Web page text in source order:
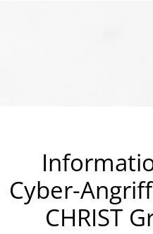
Cyber-
CHRIST